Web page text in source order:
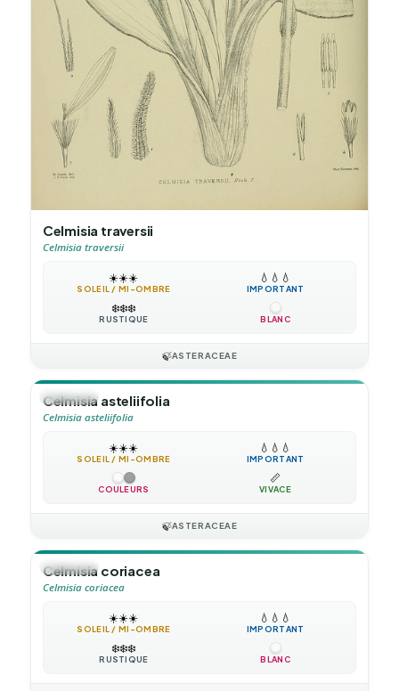
Celmisia traversii
Celmisia traversii
☀️☀️☀️
SOLEIL / MI-OMBRE
💧 💧 💧
IMPORTANT
❄️❄️❄️
RUSTIQUE BLANC
🍃ASTERACEAE
🪴VIVACE
Celmisia asteliifolia
Celmisia asteliifolia
☀️☀️☀️
SOLEIL / MI-OMBRE
💧 💧 💧
IMPORTANT
COULEURS
📏
VIVACE
🍃ASTERACEAE
🪴VIVACE
Celmisia coriacea
Celmisia coriacea
☀️☀️☀️
SOLEIL / MI-OMBRE
💧 💧 💧
IMPORTANT
❄️❄️❄️
RUSTIQUE BLANC